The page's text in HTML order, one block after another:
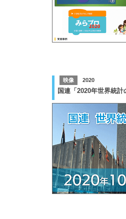
映像 2020
国連「2020年世界統計